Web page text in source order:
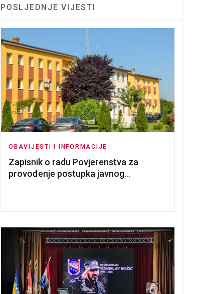
POSLJEDNJE VIJESTI
OBAVIJESTI I INFORMACIJE
Zapisnik o radu Povjerenstva za
provođenje postupka javnog